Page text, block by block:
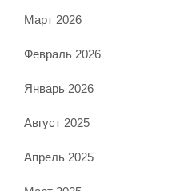
Март 2026
Февраль 2026
Январь 2026
Август 2025
Апрель 2025